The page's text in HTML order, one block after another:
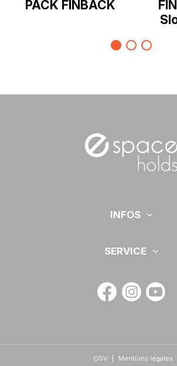
PACK FINBACK
INFOS
SERVICE
CGV Mentions légales